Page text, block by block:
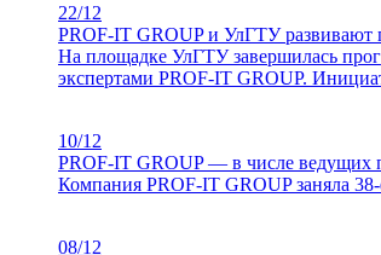
22/12
PROF-IT GROUP и УлГТУ развивают
На площадке УлГТУ завершилась
экспертами PROF-IT GROUP.
10/12
PROF-IT GROUP — в числе ведущих
Компания PROF-IT GROUP заняла 38-
08/12